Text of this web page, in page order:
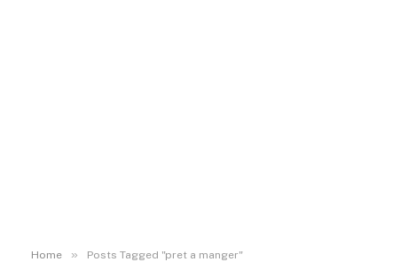
Home » Posts Tagged "pret a manger"